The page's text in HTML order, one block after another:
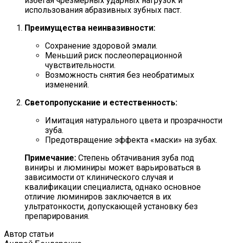
использования абразивных зубных паст.
Преимущества неинвазивности:
Сохранение здоровой эмали.
Меньший риск послеоперационной
чувствительности.
Возможность снятия без необратимых
изменений.
Светопропускание и естественность:
Имитация натурального цвета и прозрачности
зуба.
Предотвращение эффекта «маски» на зубах.
Примечание: Степень обтачивания зуба под
виниры и люминиры может варьироваться в
зависимости от клинического случая и
квалификации специалиста, однако основное
отличие люминиров заключается в их
ультратонкости, допускающей установку без
препарирования.
Автор статьи